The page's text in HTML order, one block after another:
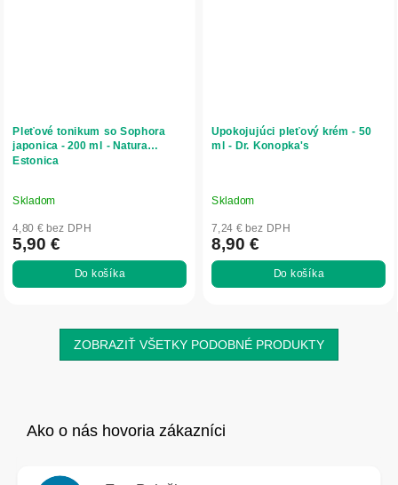
Pleťové tonikum so Sophora
japonica - 200 ml - Natura
Estonica
Skladom
4,80 € bez DPH
5,90 €
Do košíka
Upokojujúci pleťový krém - 50
ml - Dr. Konopka's
Skladom
7,24 € bez DPH
8,90 €
Do košíka
ZOBRAZIŤ VŠETKY PODOBNÉ PRODUKTY